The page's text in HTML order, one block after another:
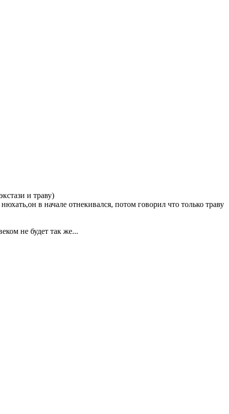
и траву)
в начале отнекивался, потом говорил что только траву
не будет так же...